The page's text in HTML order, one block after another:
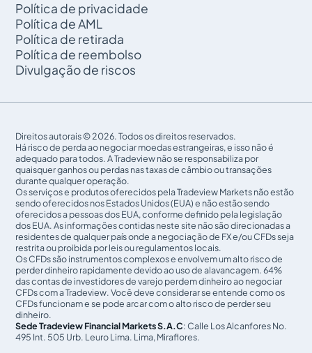
Política de privacidade
Política de AML
Política de retirada
Política de reembolso
Divulgação de riscos
Direitos autorais © 2026. Todos os direitos reservados.
Há risco de perda ao negociar moedas estrangeiras, e isso não é
adequado para todos. A Tradeview não se responsabiliza por
quaisquer ganhos ou perdas nas taxas de câmbio ou transações
durante qualquer operação.
Os serviços e produtos oferecidos pela Tradeview Markets não estão
sendo oferecidos nos Estados Unidos (EUA) e não estão sendo
oferecidos a pessoas dos EUA, conforme definido pela legislação
dos EUA. As informações contidas neste site não são direcionadas a
residentes de qualquer país onde a negociação de FX e/ou CFDs seja
restrita ou proibida por leis ou regulamentos locais.
Os CFDs são instrumentos complexos e envolvem um alto risco de
perder dinheiro rapidamente devido ao uso de alavancagem. 64%
das contas de investidores de varejo perdem dinheiro ao negociar
CFDs com a Tradeview. Você deve considerar se entende como os
CFDs funcionam e se pode arcar com o alto risco de perder seu
dinheiro.
Sede Tradeview Financial Markets S.A.C: Calle Los Alcanfores No.
495 Int. 505 Urb. Leuro Lima. Lima, Miraflores.